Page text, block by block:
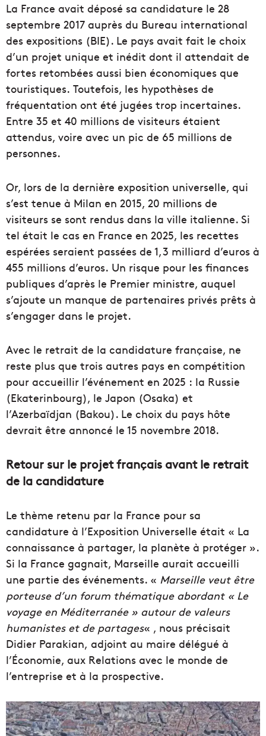
La France avait déposé sa candidature le 28
septembre 2017 auprès du Bureau international
des expositions (BIE). Le pays avait fait le choix
d’un projet unique et inédit dont il attendait de
fortes retombées aussi bien économiques que
touristiques. Toutefois, les hypothèses de
fréquentation ont été jugées trop incertaines.
Entre 35 et 40 millions de visiteurs étaient
attendus, voire avec un pic de 65 millions de
personnes.
Or, lors de la dernière exposition universelle, qui
s’est tenue à Milan en 2015, 20 millions de
visiteurs se sont rendus dans la ville italienne. Si
tel était le cas en France en 2025, les recettes
espérées seraient passées de 1,3 milliard d’euros à
455 millions d’euros. Un risque pour les finances
publiques d’après le Premier ministre, auquel
s’ajoute un manque de partenaires privés prêts à
s’engager dans le projet.
Avec le retrait de la candidature française, ne
reste plus que trois autres pays en compétition
pour accueillir l’événement en 2025 : la Russie
(Ekaterinbourg), le Japon (Osaka) et
l’Azerbaïdjan (Bakou). Le choix du pays hôte
devrait être annoncé le 15 novembre 2018.
Retour sur le projet français avant le retrait
de la candidature
Le thème retenu par la France pour sa
candidature à l’Exposition Universelle était « La
connaissance à partager, la planète à protéger ».
Si la France gagnait, Marseille aurait accueilli
une partie des événements. « Marseille veut être
porteuse d’un forum thématique abordant « Le
voyage en Méditerranée » autour de valeurs
humanistes et de partages« , nous précisait
Didier Parakian, adjoint au maire délégué à
l’Économie, aux Relations avec le monde de
l’entreprise et à la prospective.